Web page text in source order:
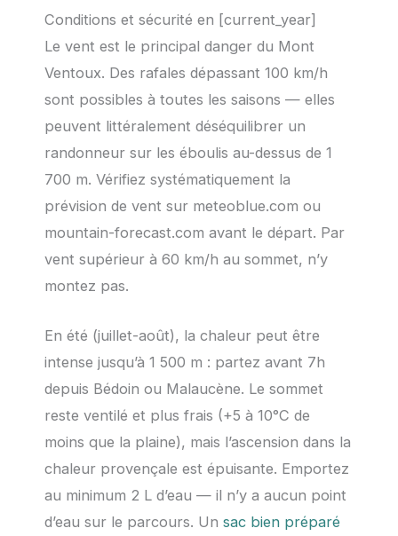
Conditions et sécurité en [current_year]
Le vent est le principal danger du Mont
Ventoux. Des rafales dépassant 100 km/h
sont possibles à toutes les saisons — elles
peuvent littéralement déséquilibrer un
randonneur sur les éboulis au-dessus de 1
700 m. Vérifiez systématiquement la
prévision de vent sur meteoblue.com ou
mountain-forecast.com avant le départ. Par
vent supérieur à 60 km/h au sommet, n’y
montez pas.
En été (juillet-août), la chaleur peut être
intense jusqu’à 1 500 m : partez avant 7h
depuis Bédoin ou Malaucène. Le sommet
reste ventilé et plus frais (+5 à 10°C de
moins que la plaine), mais l’ascension dans la
chaleur provençale est épuisante. Emportez
au minimum 2 L d’eau — il n’y a aucun point
d’eau sur le parcours. Un sac bien préparé